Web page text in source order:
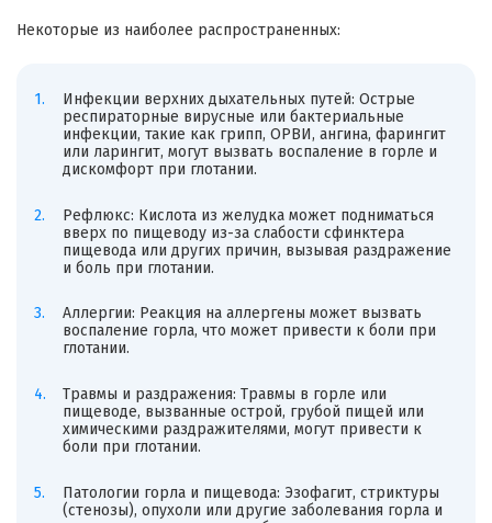
Некоторые из наиболее распространенных:
Инфекции верхних дыхательных путей: Острые
респираторные вирусные или бактериальные
инфекции, такие как грипп, ОРВИ, ангина, фарингит
или ларингит, могут вызвать воспаление в горле и
дискомфорт при глотании.
Рефлюкс: Кислота из желудка может подниматься
вверх по пищеводу из-за слабости сфинктера
пищевода или других причин, вызывая раздражение
и боль при глотании.
Аллергии: Реакция на аллергены может вызвать
воспаление горла, что может привести к боли при
глотании.
Травмы и раздражения: Травмы в горле или
пищеводе, вызванные острой, грубой пищей или
химическими раздражителями, могут привести к
боли при глотании.
Патологии горла и пищевода: Эзофагит, стриктуры
(стенозы), опухоли или другие заболевания горла и